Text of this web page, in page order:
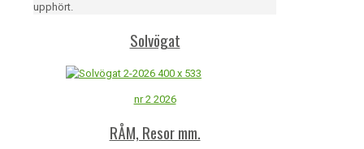
upphört.
Solvögat
nr 2 2026
RÅM, Resor mm.